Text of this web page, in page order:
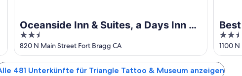
Oceanside Inn & Suites, a Days Inn by
Wyndham
2.5
out
of
5
820 N Main Street Fort Bragg CA
2.5
out
of
5
1100
481 Unterkünfte für Triangle Tattoo & Museum anzeigen